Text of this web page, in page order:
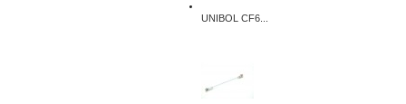
UNIBOL CF6...